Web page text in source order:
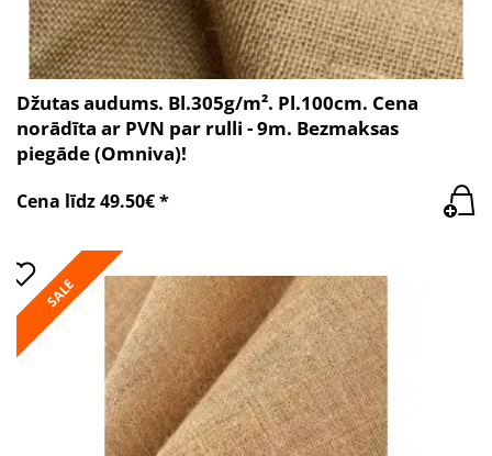
Džutas audums. Bl.305g/m². Pl.100cm. Cena
norādīta ar PVN par rulli - 9m. Bezmaksas
piegāde (Omniva)!
Cena līdz 49.50€ *
SALE